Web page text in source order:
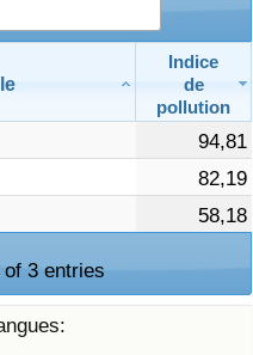
Indice
de
pollution
94,81
82,19
58,18
3 entries